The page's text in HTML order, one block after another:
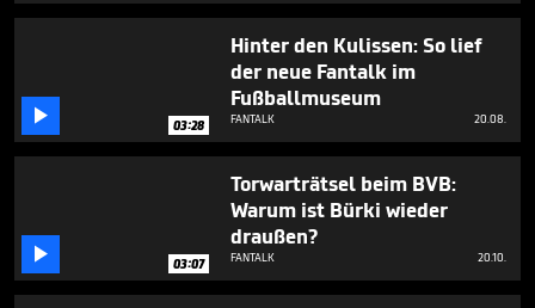
 03:28
Hinter den Kulissen: So lief
der neue Fantalk im
Fußballmuseum
FANTALK 20.08.
 03:07
Torwarträtsel beim BVB:
Warum ist Bürki wieder
draußen?
FANTALK 20.10.